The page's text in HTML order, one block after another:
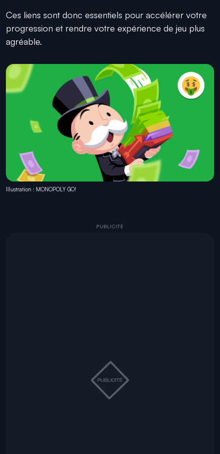
Ces liens sont donc essentiels pour accélérer votre
progression et rendre votre expérience de jeu plus
agréable.
Illustration : MONOPOLY GO!